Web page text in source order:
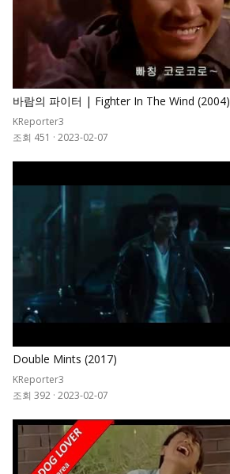
바람의 파이터 | Fighter In The Wind (2004)
KReporter3
조회 451 · 2023-02-07
Double Mints (2017)
KReporter3
조회 392 · 2023-02-07